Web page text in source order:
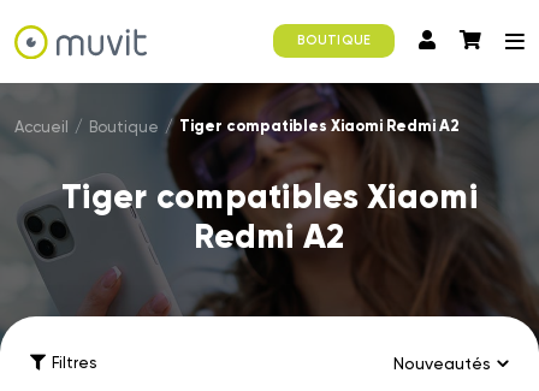
BOUTIQUE
Accueil / Boutique / Tiger compatibles Xiaomi Redmi A2
Tiger compatibles Xiaomi
Redmi A2
Filtres